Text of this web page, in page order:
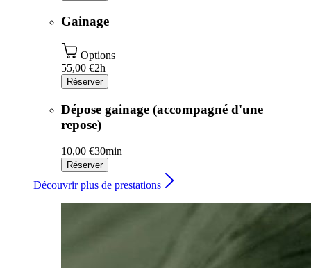
Gainage
Options
55,00 €2h
Réserver
Dépose gainage (accompagné d'une
repose)
10,00 €30min
Réserver
Découvrir plus de prestations